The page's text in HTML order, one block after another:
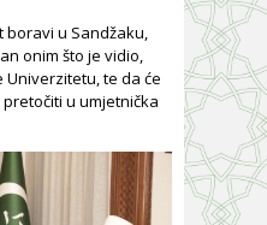
boravi u Sandžaku,
onim što je vidio,
te da će
u umjetnička